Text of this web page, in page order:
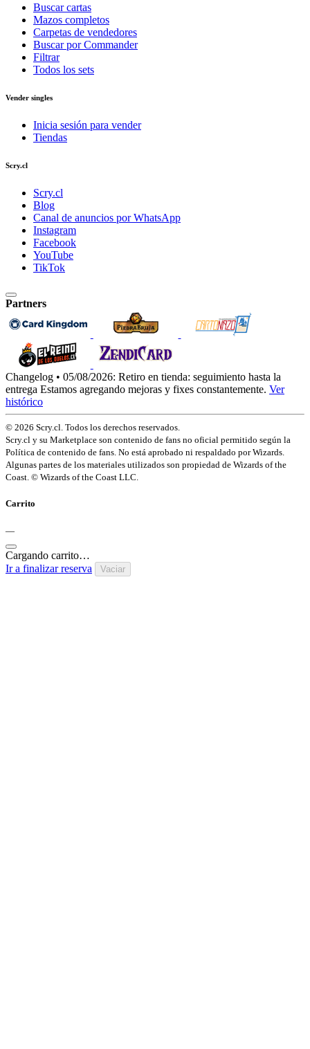
Buscar cartas
Mazos completos
Carpetas de vendedores
Buscar por Commander
Filtrar
Todos los sets
Vender singles
Inicia sesión para vender
Tiendas
Scry.cl
Scry.cl
Blog
Canal de anuncios por WhatsApp
Instagram
Facebook
YouTube
TikTok
Partners
Changelog • 05/08/2026: Retiro en tienda: seguimiento hasta la
entrega Estamos agregando mejoras y fixes constantemente. Ver
histórico
© 2026 Scry.cl. Todos los derechos reservados.
Scry.cl y su Marketplace son contenido de fans no oficial permitido según la
Política de contenido de fans. No está aprobado ni respaldado por Wizards.
Algunas partes de los materiales utilizados son propiedad de Wizards of the
Coast. © Wizards of the Coast LLC.
Carrito
—
Cargando carrito…
Ir a finalizar reserva
Vaciar